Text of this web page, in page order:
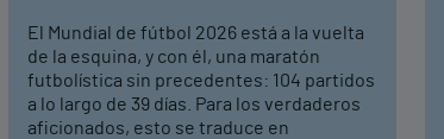
El Mundial de fútbol 2026 está a la vuelta
de la esquina, y con él, una maratón
futbolística sin precedentes: 104 partidos
a lo largo de 39 días. Para los verdaderos
aficionados, esto se traduce en